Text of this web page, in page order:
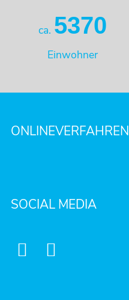
ca. 5370
Einwohner
ONLINEVERFAHREN
SOCIAL MEDIA
 